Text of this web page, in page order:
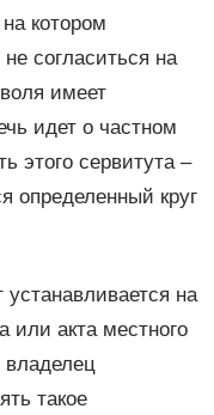
котором
согласиться на
имеет
идет о частном
этого сервитута –
определенный круг
устанавливается на
или акта местного
такое